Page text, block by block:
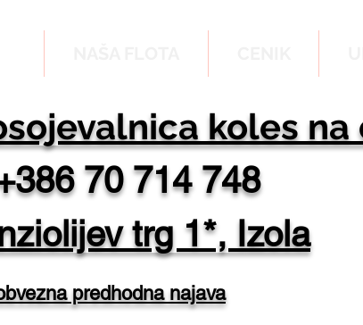
koles na
70 714 748
trg 1*, Izola
predhodna najava